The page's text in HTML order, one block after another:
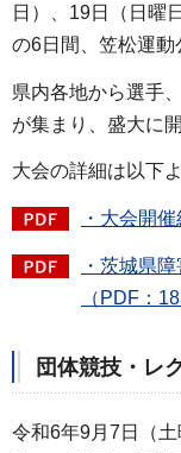
日）、19日（日曜
の6日間、笠松運動
県内各地から選手
が集まり、盛大に
大会の詳細は以下
・大会開
・茨城県
（PDF：
団体競技・レ
令和6年9月7日（